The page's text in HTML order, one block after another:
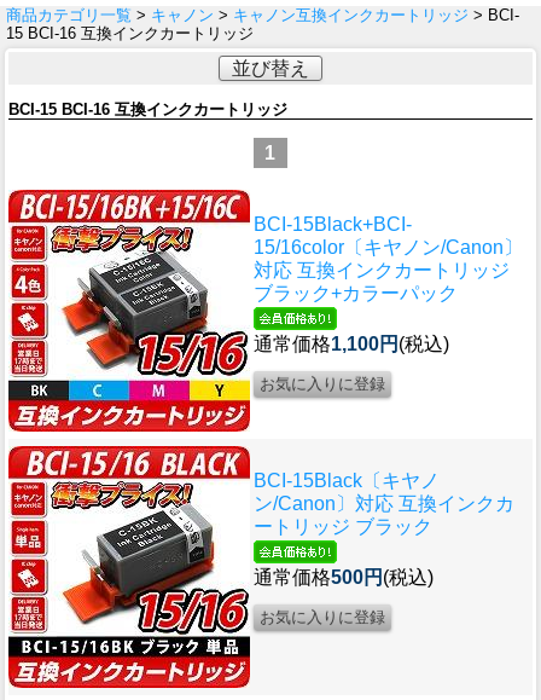
商品カテゴリ一覧 > キャノン > キャノン互換インクカートリッジ > BCI-
15 BCI-16 互換インクカートリッジ
並び替え
BCI-15 BCI-16 互換インクカートリッジ
1
BCI-15Black+BCI-
15/16color〔キヤノン/Canon〕
対応 互換インクカートリッジ
ブラック+カラーパック
通常価格1,100円 (税込)
BCI-15Black〔キヤノ
ン/Canon〕対応 互換インクカ
ートリッジ ブラック
通常価格500円 (税込)